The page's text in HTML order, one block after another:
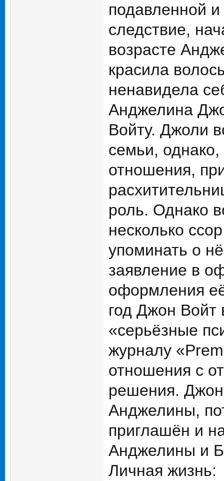
подавленной и
следствие,
возрасте
красила
ненавидела
Анджелина
Войту. Джоли
семьи, однако,
отношения,
роль. Однако
несколько
упоминать о
заявление в
оформления
год Джон Войт
«серьёзные
журналу
отношения с
решения. Джон
Анджелины,
приглашён и
Анджелины и
Личная жизнь: